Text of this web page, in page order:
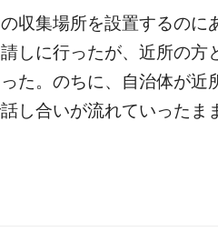
収集場所を設置するのに
しに行ったが、近所の方
た。のちに、自治体が近
し合いが流れていったま